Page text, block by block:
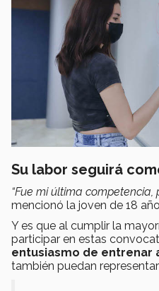
Su labor seguirá
“Fue mi última competencia,
mencionó la joven de 18
Y es que al cumplir la
participar en estas
entusiasmo de entrenar
también puedan